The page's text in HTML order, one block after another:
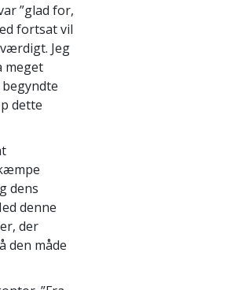
”glad for,
fortsat vil
Jeg
meget
dette
dens
denne
der
den måde